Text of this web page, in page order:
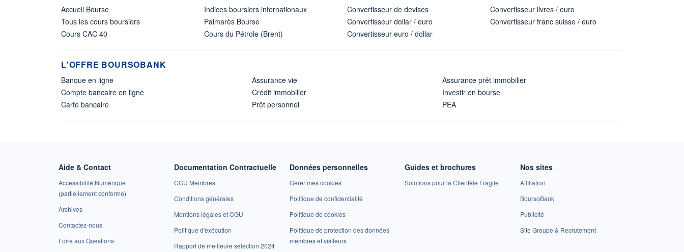
Accueil Bourse
Tous les cours boursiers
Cours CAC 40
Indices boursiers internationaux
Palmarès Bourse
Cours du Pétrole (Brent)
Convertisseur de devises
Convertisseur dollar / euro
Convertisseur euro / dollar
Convertisseur livres / euro
Convertisseur franc suisse / euro
L'OFFRE BOURSOBANK
Banque en ligne
Compte bancaire en ligne
Carte bancaire
Assurance vie
Crédit immobilier
Prêt personnel
Assurance prêt immobilier
Investir en bourse
PEA
Aide & Contact
Accessibilité Numérique
(partiellement conforme)
Archives
Contactez-nous
Foire aux Questions
Documentation Contractuelle
CGU Membres
Conditions générales
Mentions légales et CGU
Politique d'exécution
Rapport de meilleure sélection 2024
Données personnelles
Gérer mes cookies
Politique de confidentialité
Politique de cookies
Politique de protection des données
membres et visiteurs
Guides et brochures
Solutions pour la Clientèle Fragile
Nos sites
Affiliation
BoursoBank
Publicité
Site Groupe & Recrutement